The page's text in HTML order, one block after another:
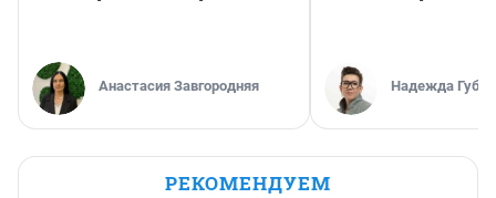
Анастасия Завгородняя Надежда
РЕКОМЕНДУЕМ